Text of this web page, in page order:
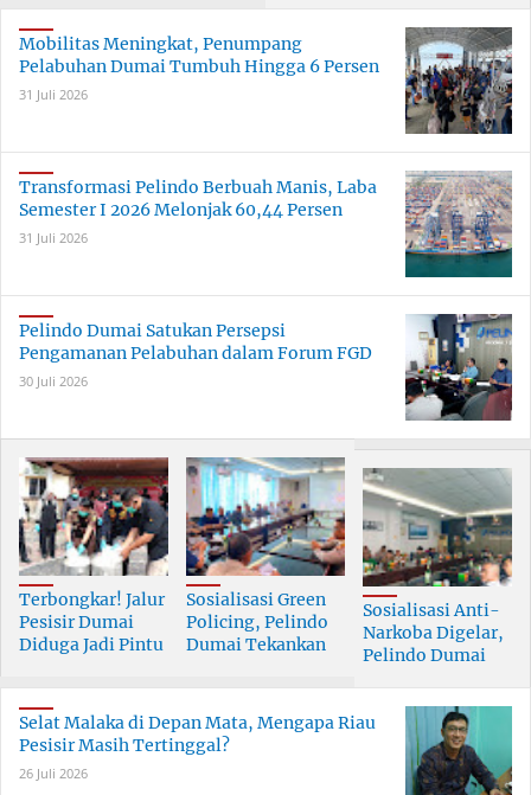
Dumai
Mobilitas Meningkat, Penumpang
Pelabuhan Dumai Tumbuh Hingga 6 Persen
31 Juli 2026
Transformasi Pelindo Berbuah Manis, Laba
Semester I 2026 Melonjak 60,44 Persen
31 Juli 2026
Pelindo Dumai Satukan Persepsi
Pengamanan Pelabuhan dalam Forum FGD
30 Juli 2026
Terbongkar! Jalur
Pesisir Dumai
Diduga Jadi Pintu
Skala Besar
Sosialisasi Green
Policing, Pelindo
Dumai Tekankan
Bersama
Sosialisasi Anti-
Narkoba Digelar,
Pelindo Dumai
Selat Malaka di Depan Mata, Mengapa Riau
Pesisir Masih Tertinggal?
26 Juli 2026